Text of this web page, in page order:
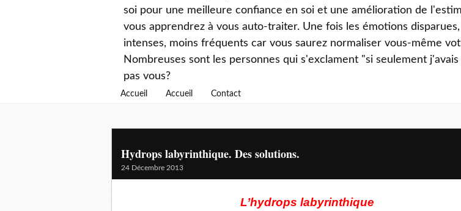
soi pour une meilleure confiance en soi et une amélioration de
vous apprendrez à vous auto-traiter. Une fois les émotions
intenses, moins fréquents car vous saurez normaliser vous-même
Nombreuses sont les personnes qui s'exclament "si seulement
pas vous?
Accueil Accueil Contact
Hydrops labyrinthique. Des solutions.
24 Décembre 2013
L’hydrops labyrinthique